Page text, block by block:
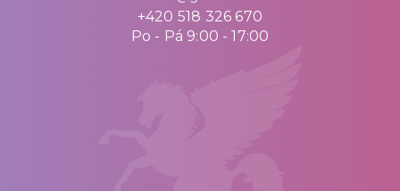
+420 518 326 670
Po - Pá 9:00 - 17:00